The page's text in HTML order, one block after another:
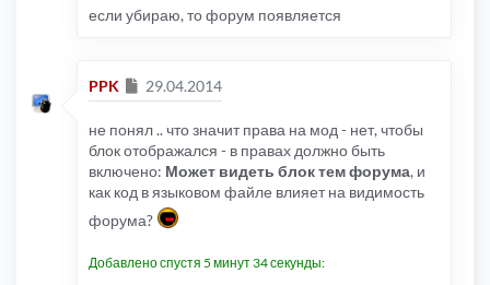
если убираю, то форум появляется
PPK Сообщение
29.04.2014
не понял .. что значит права на мод - нет, чтобы
блок отображался - в правах должно быть
включено: Может видеть блок тем форума, и
как код в языковом файле влияет на видимость
форума?
Добавлено спустя 5 минут 34 секунды: